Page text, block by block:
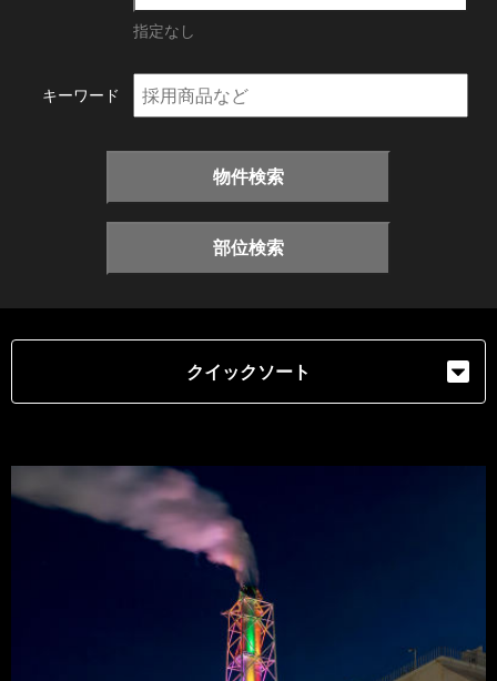
指定なし
キーワード
物件検索
部位検索
クイックソート